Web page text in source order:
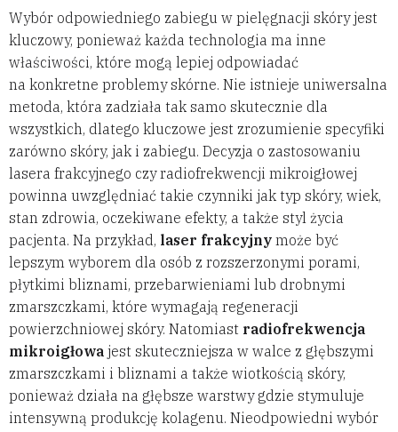
Wybór odpowiedniego zabiegu w pielęgnacji skóry jest
kluczowy, ponieważ każda technologia ma inne
właściwości, które mogą lepiej odpowiadać
na konkretne problemy skórne. Nie istnieje uniwersalna
metoda, która zadziała tak samo skutecznie dla
wszystkich, dlatego kluczowe jest zrozumienie specyfiki
zarówno skóry, jak i zabiegu. Decyzja o zastosowaniu
lasera frakcyjnego czy radiofrekwencji mikroigłowej
powinna uwzględniać takie czynniki jak typ skóry, wiek,
stan zdrowia, oczekiwane efekty, a także styl życia
pacjenta. Na przykład, laser frakcyjny może być
lepszym wyborem dla osób z rozszerzonymi porami,
płytkimi bliznami, przebarwieniami lub drobnymi
zmarszczkami, które wymagają regeneracji
powierzchniowej skóry. Natomiast radiofrekwencja
mikroigłowa jest skuteczniejsza w walce z głębszymi
zmarszczkami i bliznami a także wiotkością skóry,
ponieważ działa na głębsze warstwy gdzie stymuluje
intensywną produkcję kolagenu. Nieodpowiedni wybór